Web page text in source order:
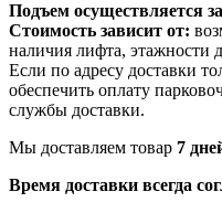
Подъем осуществляется
Стоимость зависит от:
наличия лифта, этажности
Если по адресу доставки
обеспечить оплату
службы доставки.
Мы доставляем товар 7
Время доставки всегда